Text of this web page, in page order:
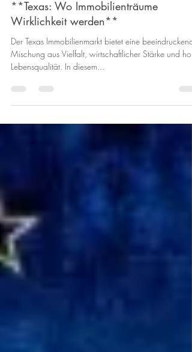
Vinzenz S.
30. Sept. 2023
2 Min. Lesezeit
**Texas: Wo Immobilienträume
Wirklichkeit werden**
Mischung aus Vielfalt, wirtschaftlicher Stärke und
Lebensqualität. In diesem...